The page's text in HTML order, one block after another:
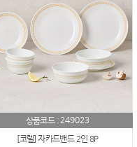
상품코드 :249023
[코렐] 자카드밴드 2인 8P